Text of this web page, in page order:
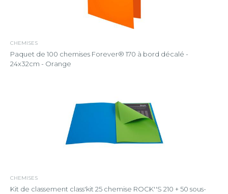
CHEMISES
Paquet de 100 chemises Forever® 170 à bord décalé -
24x32cm - Orange
CHEMISES
Kit de classement class'kit 25 chemise ROCK''S 210 + 50 sous-